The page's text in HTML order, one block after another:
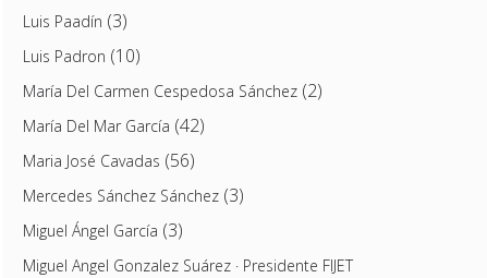
Luis Paadín (3)
Luis Padron (10)
María Del Carmen Cespedosa Sánchez(2)
María Del Mar García (42)
Maria José Cavadas (56)
Mercedes Sánchez Sánchez(3)
Miguel Ángel García (3)
Miguel Angel Gonzalez Suárez · Presidente FIJET